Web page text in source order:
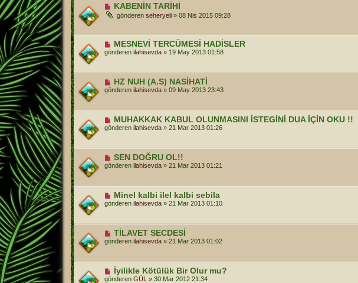
KABENİN TARİHİ
gönderen seheryeli » 08 Nis 2015 09:28
MESNEVİ TERCÜMESİ HADİSLER
gönderen ilahisevda » 19 May 2013 01:58
HZ NUH (A.S) NASİHATİ
gönderen ilahisevda » 09 May 2013 23:43
MUHAKKAK KABUL OLUNMASINI İSTEGİNİ DUA İÇİN OKU !!
gönderen ilahisevda » 21 Mar 2013 01:26
SEN DOĞRU OL!!
gönderen ilahisevda » 21 Mar 2013 01:21
Minel kalbi ilel kalbi sebila
gönderen ilahisevda » 21 Mar 2013 01:10
TİLAVET SECDESİ
gönderen ilahisevda » 21 Mar 2013 01:02
İyilikle Kötülük Bir Olur mu?
gönderen GÜL » 30 Mar 2012 21:34